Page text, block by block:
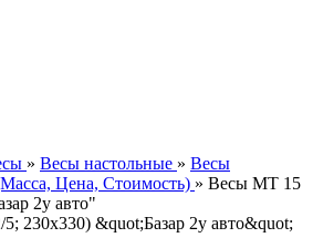
» Весы настольные » Весы
Цена, Стоимость) » Весы МТ 15
2у авто"